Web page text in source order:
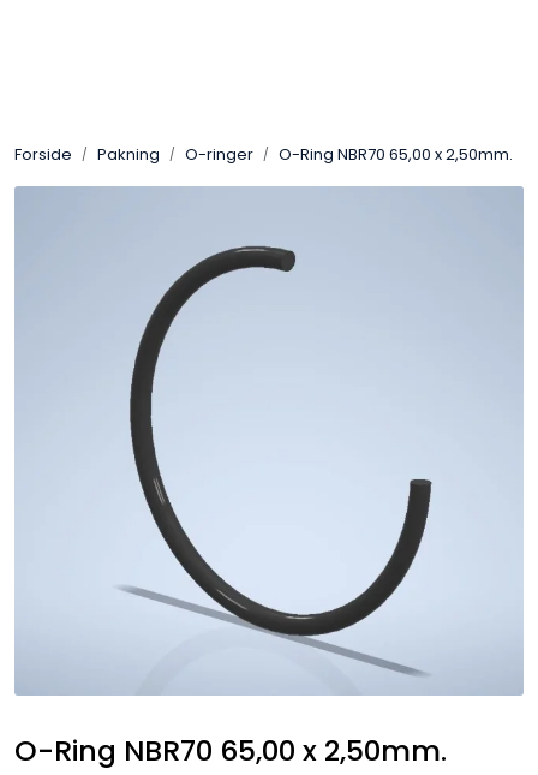
Forside Pakning O-ringer O-Ring NBR70 65,00 x 2,50mm.
O-Ring NBR70 65,00 x 2,50mm.
Pakning
Slitasjeteknikk
Verneutstyr
Industriprodukter